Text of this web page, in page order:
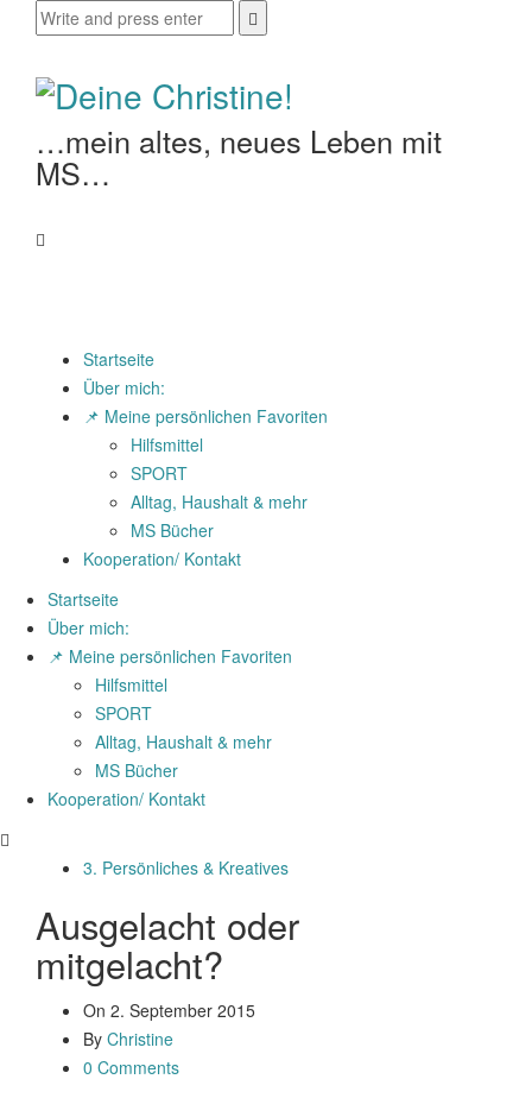
…mein altes, neues Leben mit
MS…
Startseite
Über mich:
📌 Meine persönlichen Favoriten
Hilfsmittel
SPORT
Alltag, Haushalt & mehr
MS Bücher
Kooperation/ Kontakt
Startseite
Über mich:
📌 Meine persönlichen Favoriten
Hilfsmittel
SPORT
Alltag, Haushalt & mehr
MS Bücher
Kooperation/ Kontakt
3. Persönliches & Kreatives
Ausgelacht oder
mitgelacht?
On 2. September 2015
By Christine
0 Comments